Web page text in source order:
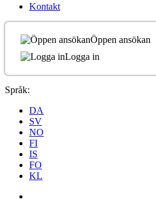
Kontakt
Öppen ansökan
Logga in
Språk:
DA
SV
NO
FI
IS
FO
KL